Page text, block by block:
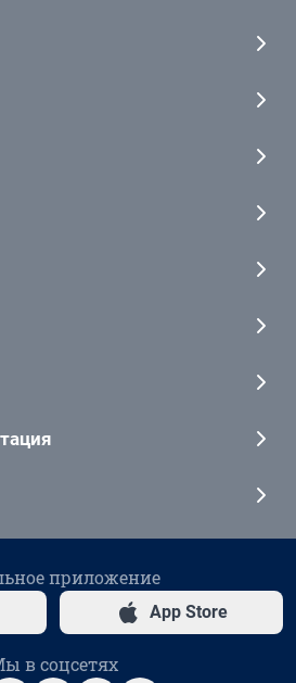
приложение
App Store
в соцсетях